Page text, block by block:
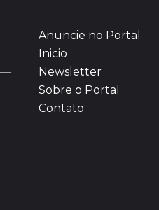
Anuncie no Portal
Inicio
Newsletter
Sobre o Portal
Contato